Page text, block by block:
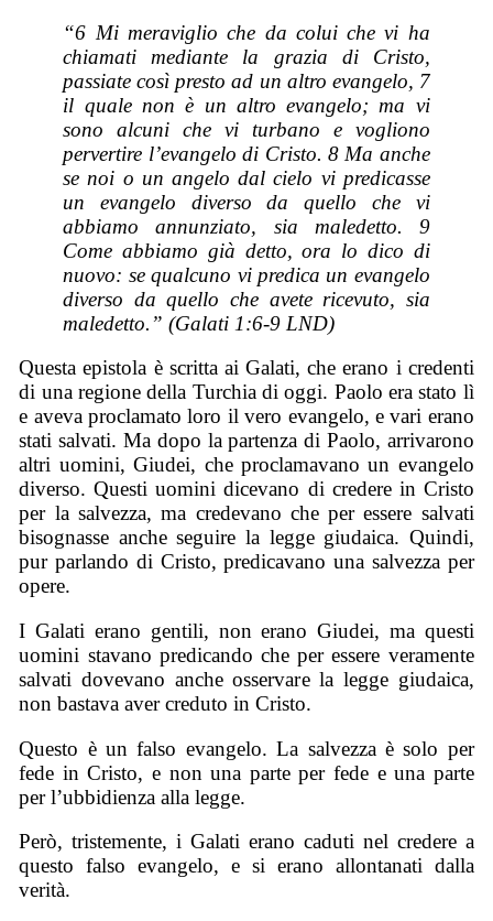
“6 Mi meraviglio che da colui che vi ha
chiamati mediante la grazia di Cristo,
passiate così presto ad un altro evangelo, 7
il quale non è un altro evangelo; ma vi
sono alcuni che vi turbano e vogliono
pervertire l’evangelo di Cristo. 8 Ma anche
se noi o un angelo dal cielo vi predicasse
un evangelo diverso da quello che vi
abbiamo annunziato, sia maledetto. 9
Come abbiamo già detto, ora lo dico di
nuovo: se qualcuno vi predica un evangelo
diverso da quello che avete ricevuto, sia
maledetto.” (Galati 1:6-9 LND)
Questa epistola è scritta ai Galati, che erano i credenti
di una regione della Turchia di oggi. Paolo era stato lì
e aveva proclamato loro il vero evangelo, e vari erano
stati salvati. Ma dopo la partenza di Paolo, arrivarono
altri uomini, Giudei, che proclamavano un evangelo
diverso. Questi uomini dicevano di credere in Cristo
per la salvezza, ma credevano che per essere salvati
bisognasse anche seguire la legge giudaica. Quindi,
pur parlando di Cristo, predicavano una salvezza per
opere.
I Galati erano gentili, non erano Giudei, ma questi
uomini stavano predicando che per essere veramente
salvati dovevano anche osservare la legge giudaica,
non bastava aver creduto in Cristo.
Questo è un falso evangelo. La salvezza è solo per
fede in Cristo, e non una parte per fede e una parte
per l’ubbidienza alla legge.
Però, tristemente, i Galati erano caduti nel credere a
questo falso evangelo, e si erano allontanati dalla
verità.